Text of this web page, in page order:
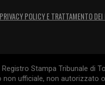
PRIVACY POLICY E TRATTAMENTO
Stampa Tribunale di
non ufficiale, non